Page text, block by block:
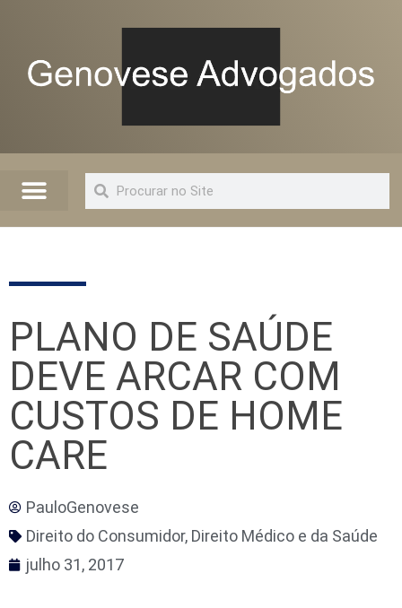
PLANO DE SAÚDE
DEVE ARCAR COM
CUSTOS DE HOME
CARE
PauloGenovese
Direito do Consumidor, Direito Médico e da Saúde
julho 31, 2017